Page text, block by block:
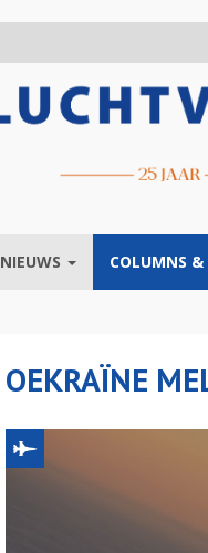
NIEUWS COLUMNS &
OEKRAÏNE